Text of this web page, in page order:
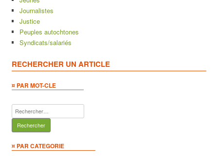
Journalistes
Justice
Peuples autochtones
Syndicats/salariés
RECHERCHER UN ARTICLE
¤ PAR MOT-CLE
Rechercher :
¤ PAR CATEGORIE